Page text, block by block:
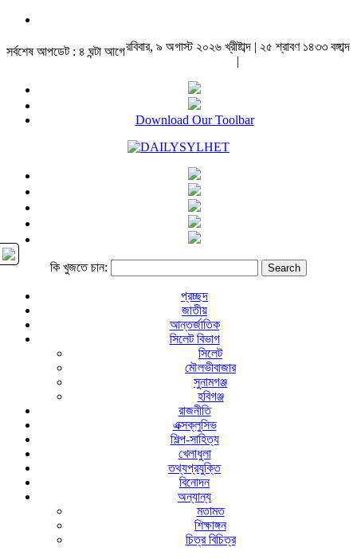
সর্বশেষ আপডেট : ৪ ঘন্টা আগেরবিবার, ৯ অগাস্ট ২০২৬ খ্রীষ্টাব্দ | ২৫ শ্রাবণ ১৪৩৩ বঙ্গাব্দ
|
Download Our Toolbar
কি খুজতে চান:
প্রচ্ছদ
জাতীয়
আন্তর্জাতিক
সিলেট বিভাগ
সিলেট
মৌলভীবাজার
সুনামগঞ্জ
হবিগঞ্জ
রাজনীতি
এক্সক্লুসিভ
শিল্প-সাহিত্য
খেলাধুলা
তথ্যপ্রযুক্তি
বিনোদন
অন্যান্য
মতামত
শিক্ষাঙ্গন
চিত্র বিচিত্র